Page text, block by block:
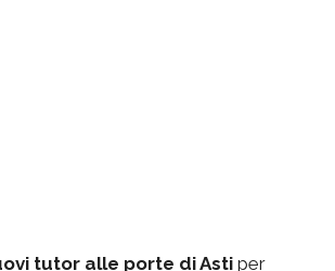
tutor alle porte di Asti per